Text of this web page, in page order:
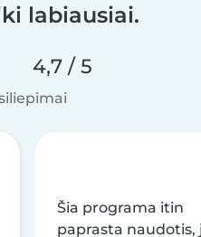
labiausiai.
4,7 / 5
Šia programa itin
paprasta naudotis,